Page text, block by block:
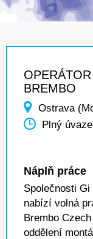
BREMBO
Ostrava
Plný
Náplň práce
Společnosti
nabízí volná
Brembo
oddělení